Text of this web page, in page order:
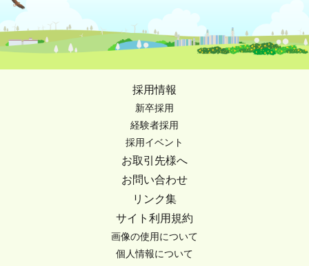
採用情報
新卒採用
経験者採用
採用イベント
お取引先様へ
お問い合わせ
リンク集
サイト利用規約
画像の使用について
個人情報について